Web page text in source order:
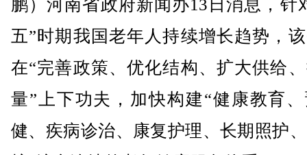
鹏）河南省政府新闻办13日消息，针
五”时期我国老年人持续增长趋势，
在“完善政策、优化结构、扩大供给
量”上下功夫，加快构建“健康教育
健、疾病诊治、康复护理、长期照护